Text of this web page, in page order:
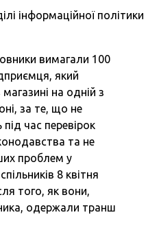
інформаційної політики
вимагали 100
який
на одній з
за те, що не
час перевірок
та не
проблем у
8 квітня
того, як вони,
одержали транш